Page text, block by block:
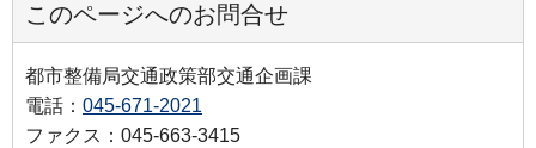
このページへのお問合せ
都市整備局交通政策部交通企画課
電話： 045-671-2021
ファクス：045-663-3415